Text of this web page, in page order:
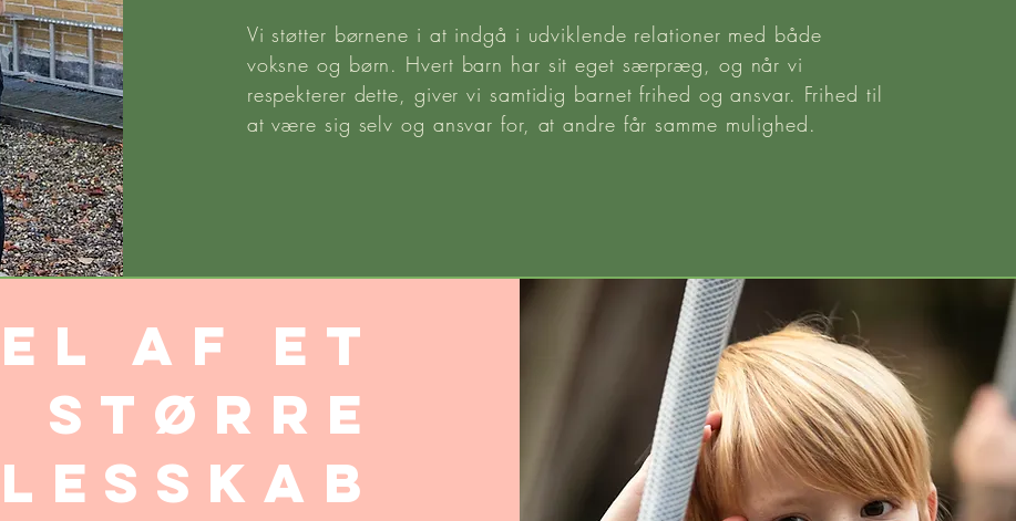
Vi støtter børnene i at indgå i udviklende relationer med både
voksne og børn. Hvert barn har sit eget særpræg, og når vi
respekterer dette, giver vi samtidig barnet frihed og ansvar. Frihed til
at være sig selv og ansvar for, at andre får samme mulighed.
af et
større